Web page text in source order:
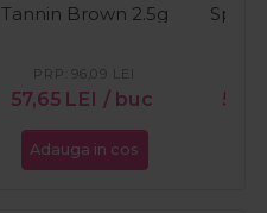
Tannin Brown 2.5g
57,65 LEI / buc
PRP:96,09 LEI
Adauga in cos